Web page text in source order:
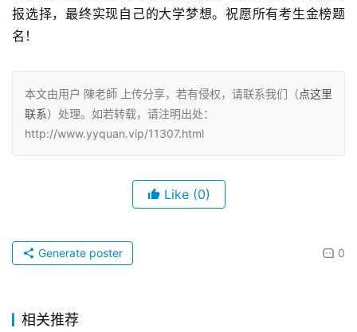
报选择，最终实现自己的大学梦想。祝愿所有考生金榜题
名！
本文由用户 陳老師 上传分享，若有侵权，请联系我们（点这里
联系）处理。如若转载，请注明出处：
http://www.yyquan.vip/11307.html
Like (0)
0
Generate poster
相关推荐